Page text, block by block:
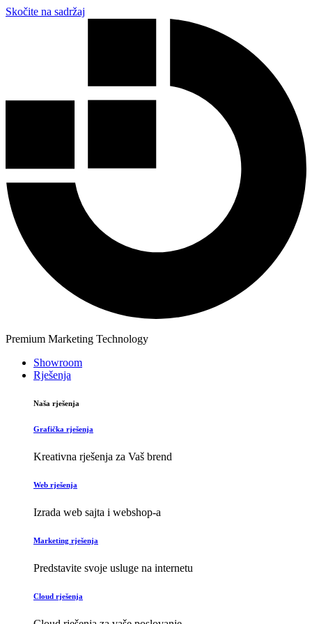
Skočite na sadržaj
Premium Marketing Technology
Showroom
Rješenja
Naša rješenja
Grafička rješenja
Kreativna rješenja za Vaš brend
Web rješenja
Izrada web sajta i webshop-a
Marketing rješenja
Predstavite svoje usluge na internetu
Cloud rješenja